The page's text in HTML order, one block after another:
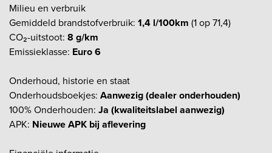
Milieu en verbruik
Gemiddeld brandstofverbruik: 1,4 l/100km (1 op 71,4)
CO₂-uitstoot: 8 g/km
Emissieklasse: Euro 6
Onderhoud, historie en staat
Onderhoudsboekjes: Aanwezig (dealer onderhouden)
100% Onderhouden: Ja (kwaliteitslabel aanwezig)
APK: Nieuwe APK bij aflevering